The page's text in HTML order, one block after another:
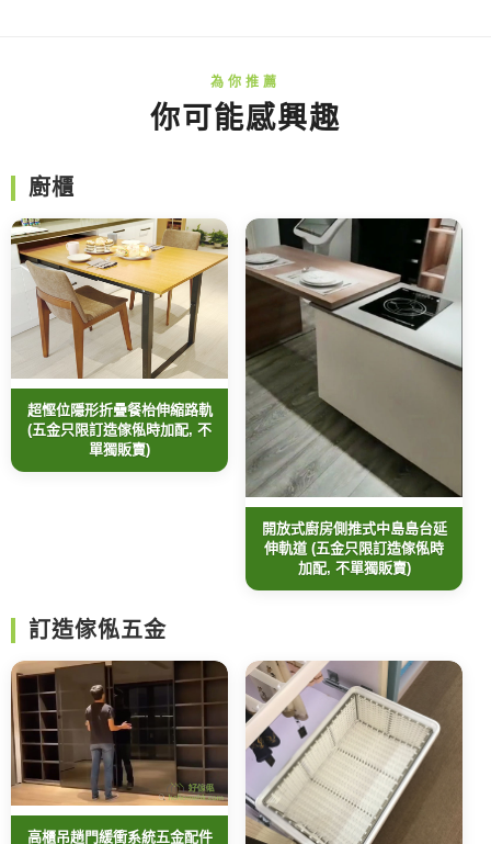
你可能感興趣
廚櫃
超慳位隱形折疊餐枱伸縮路軌
(五金只限訂造傢俬時加配, 不
單獨販賣)
開放式廚房側推式中島島台延
伸軌道 (五金只限訂造傢俬時
加配, 不單獨販賣)
訂造傢俬五金
高櫃吊趟門緩衝系統五金配件